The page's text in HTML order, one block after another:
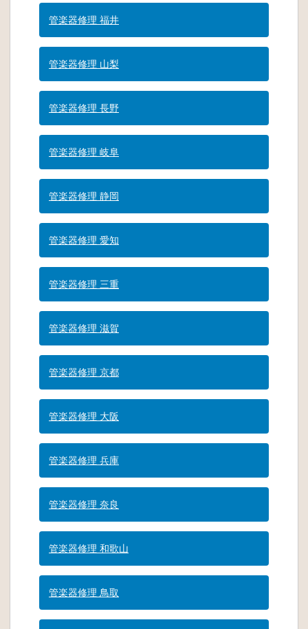
管楽器修理 福井
管楽器修理 山梨
管楽器修理 長野
管楽器修理 岐阜
管楽器修理 静岡
管楽器修理 愛知
管楽器修理 三重
管楽器修理 滋賀
管楽器修理 京都
管楽器修理 大阪
管楽器修理 兵庫
管楽器修理 奈良
管楽器修理 和歌山
管楽器修理 鳥取